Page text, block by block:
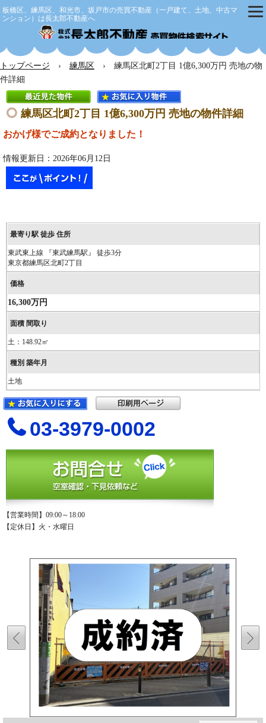
板橋区、練馬区、和光市、坂戸市の売買不動産（一戸建て、土地、中古マ
ンション）は長太郎不動産へ
トップページ › 練馬区
› 練馬区北町2丁目 1億6,300万円 売地の物
件詳細
練馬区北町2丁目 1億6,300万円 売地の物件詳細
おかげ様でご成約となりました！
情報更新日：2026年06月12日
東武東上線 『東武練馬駅』 徒歩3分
東京都練馬区北町2丁目
16,300万円
土：148.92㎡
土地
03-3979-0002
【営業時間】09:00～18:00
【定休日】火・水曜日